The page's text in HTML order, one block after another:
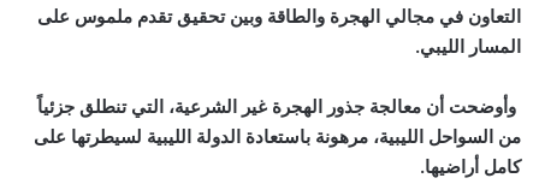
التعاون في مجالي الهجرة والطاقة وبين تحقيق تقدم ملموس على
المسار الليبي.
وأوضحت أن معالجة جذور الهجرة غير الشرعية، التي تنطلق جزئياً
من السواحل الليبية، مرهونة باستعادة الدولة الليبية لسيطرتها على
كامل أراضيها.